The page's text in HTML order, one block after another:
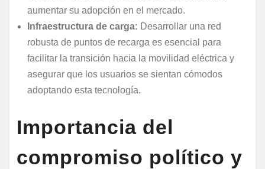
aumentar su adopción en el mercado.
Infraestructura de carga: Desarrollar una red
robusta de puntos de recarga es esencial para
facilitar la transición hacia la movilidad eléctrica y
asegurar que los usuarios se sientan cómodos
adoptando esta tecnología.
Importancia del
compromiso político y